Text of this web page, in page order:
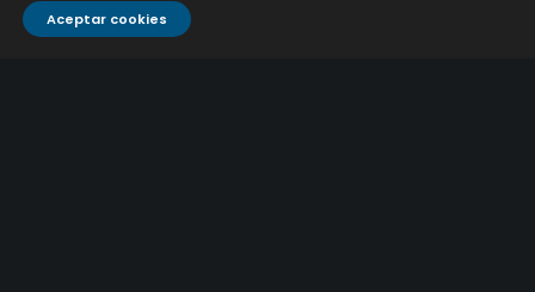
Caracterización ZA Medina Azahara-1º Sem 2026
Aceptar cookies